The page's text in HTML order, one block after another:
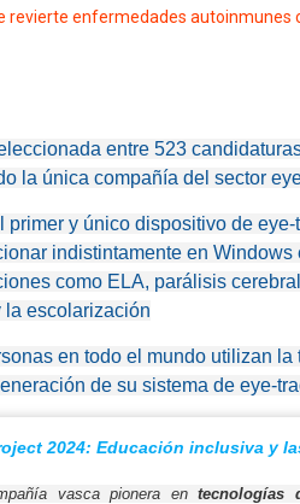
revierte enfermedades
entre 523
la única compañía del sector
primer y único dispositivo de
indistintamente en
como ELA, parálisis
escolarización
en todo el mundo utilizan
de su sistema de eye-
2024: Educación inclusiva y
vasca pionera entecnologías